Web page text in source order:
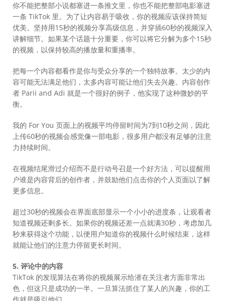
你不能把整部小说都塞进一条推文里，你也不能把整部电影塞进
一条 TikTok 里。为了让内容易于吸收，你的视频应该保持简短
优美。坚持用15秒的视频分享高级信息，并穿插60秒的视频深入
讲解细节。如果某个话题十分重要，你可以将它分解为多个15秒
的视频，以保持较高的播放量和重播率。
把每一个内容都看作是你与受众分享的一个独特故事。太少的内
容可能无法满足他们，太多内容可能让他们失去兴趣。内容创作
者 Parii and Adi 就是一个很好的例子，他实现了这种微妙的平
衡。
我的 For You 页面上的视频平均停留时间为7到10秒之间，因此
上传60秒的视频会感觉像一部电影，很多用户都没有足够的注意
力持续时间。
在视频结尾滑过介绍而不是行动号召是一个好方法，可以提醒用
户谁是内容背后的创作者，并鼓励他们点击你的个人页面以了解
更多信息。
超过30秒的视频会在界面底部显示一个小小的进度条，让观看者
知道视频还剩多长。如果你的视频还差一点就满30秒，考虑加几
秒来获得这个功能，以便用户知道你的视频什么时候结束，这样
就能让他们的注意力停留更长时间。
5. 评论中的内容
TikTok 的发现算法在将你的视频展示给潜在关注者方面非常出
色，但这只是成功的一半。一旦算法抓住了某人的兴趣，你的工